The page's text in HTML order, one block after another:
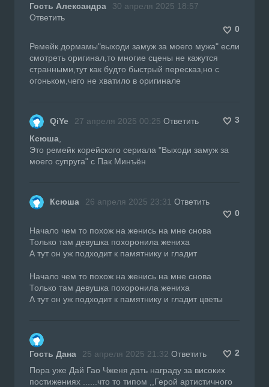
Гость Александра
30 апреля 2025 18:57
Ответить
0
Ремейк дормамы"выходи замуж за моего мужа" если
смотреть оригинал,то многие сцены не кажутся
странными,тут как будто быстрый пересказ,но с
огоньком,чего не хватило в оригинале
QiYe 27 апреля 2025 00:25 Ответить
3
Ксюша
Это ремейк корейского сериала "Выходи замуж за
моего супруга" с Пак Минъён
Ксюша 26 апреля 2025 23:31 Ответить
0
Начало чем то похож на женись на мне снова
Только там девушка похоронила жениха
А тут он уж подходит к памятнику и гладит
Начало чем то похож на женись на мне снова
Только там девушка похоронила жениха
А тут он уж подходит к памятнику и гладит цветы
Гость Дана 25 апреля 2025 21:32 Ответить
2
Пора уже Дай Гао Чженя дать награду за високих
постижениях ......что то типом ,,Герой артистичного